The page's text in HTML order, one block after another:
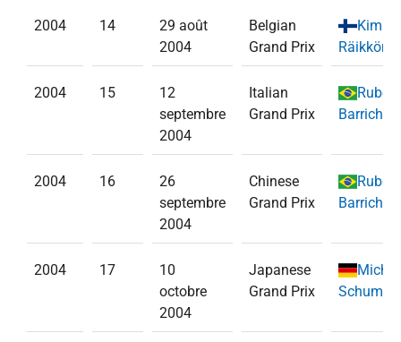
2004 14
29 août
2004
Belgian
Grand Prix
Kimi
2004 15
12
septembre
2004
Italian
Grand Prix
2004 16
26
septembre
2004
Chinese
Grand Prix
2004 17
10
octobre
2004
Japanese
Grand Prix